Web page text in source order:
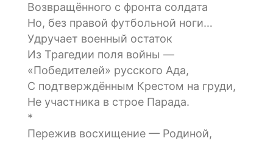
Возвращённого с фронта солдата
Но, без правой футбольной ноги…
Удручает военный остаток
Из Трагедии поля войны —
«Победителей» русского Ада,
С подтверждённым Крестом на груди,
Не участника в строе Парада.
*
Пережив восхищение — Родиной,